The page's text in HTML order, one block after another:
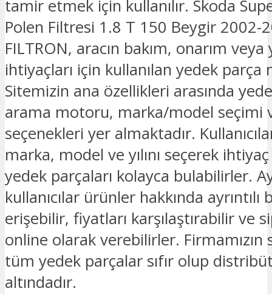
tamir etmek için kullanılır. Skoda
Polen Filtresi 1.8 T 150 Beygir 2002-
FILTRON, aracın bakım, onarım
ihtiyaçları için kullanılan yedek parça
Sitemizin ana özellikleri arasında
arama motoru, marka/model seçimi
seçenekleri yer almaktadır.
marka, model ve yılını seçerek
yedek parçaları kolayca bulabilirler.
kullanıcılar ürünler hakkında ayrıntılı
erişebilir, fiyatları karşılaştırabilir ve
online olarak verebilirler. Firmamızın
tüm yedek parçalar sıfır olup
altındadır.